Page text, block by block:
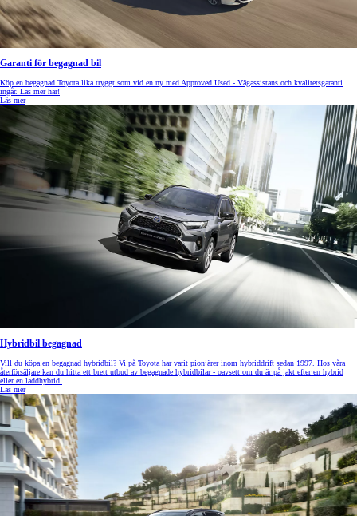
Garanti för begagnad bil
Köp en begagnad Toyota lika tryggt som vid en ny med Approved Used - Vägassistans och kvalitetsgaranti
ingår. Läs mer här!
Läs mer
Hybridbil begagnad
Vill du köpa en begagnad hybridbil? Vi på Toyota har varit pionjärer inom hybriddrift sedan 1997. Hos våra
återförsäljare kan du hitta ett brett utbud av begagnade hybridbilar - oavsett om du är på jakt efter en hybrid
eller en laddhybrid.
Läs mer